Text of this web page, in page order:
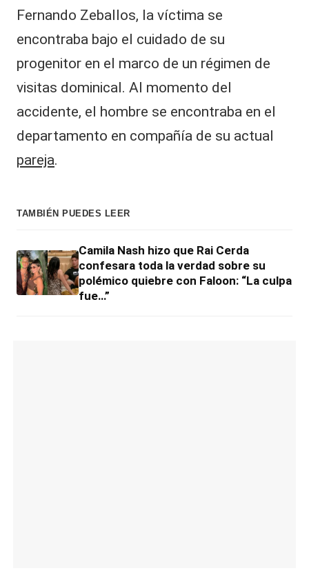
Fernando Zeballos, la víctima se
encontraba bajo el cuidado de su
progenitor en el marco de un régimen de
visitas dominical. Al momento del
accidente, el hombre se encontraba en el
departamento en compañía de su actual
pareja.
TAMBIÉN PUEDES LEER
Camila Nash hizo que Rai Cerda
confesara toda la verdad sobre su
polémico quiebre con Faloon: “La culpa
fue…”